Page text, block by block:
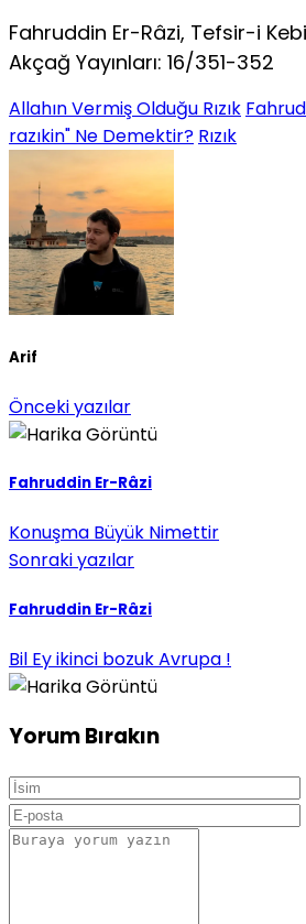
Fahruddin Er-Râzi, Tefsir-i
Akçağ Yayınları: 16/351-352
Allahın Vermiş Olduğu Rızık
razıkin" Ne Demektir? Rızık
Arif
Önceki yazılar
Fahruddin Er-Râzi
Konuşma Büyük Nimettir
Sonraki yazılar
Fahruddin Er-Râzi
Bil Ey ikinci bozuk Avrupa !
Yorum Bırakın